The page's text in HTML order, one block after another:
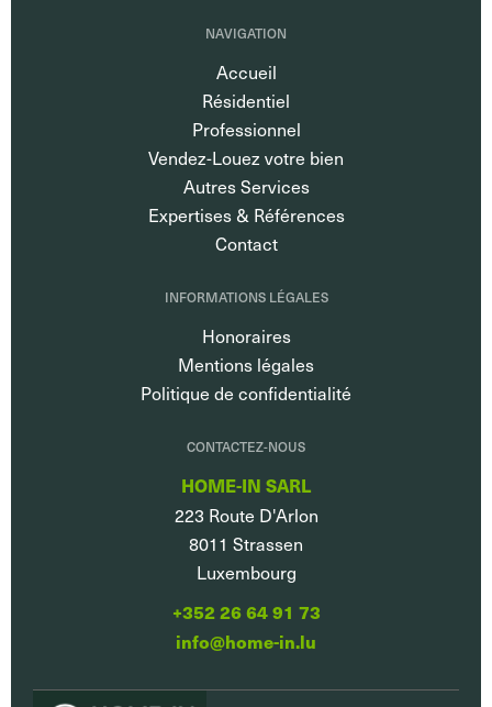
NAVIGATION
Accueil
Résidentiel
Professionnel
Vendez-Louez votre bien
Autres Services
Expertises & Références
Contact
INFORMATIONS LÉGALES
Honoraires
Mentions légales
Politique de confidentialité
CONTACTEZ-NOUS
HOME-IN SARL
223 Route D'Arlon
8011 Strassen
Luxembourg
+352 26 64 91 73
info@home-in.lu